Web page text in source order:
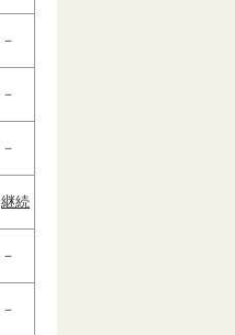
－
－
－
継続
－
－